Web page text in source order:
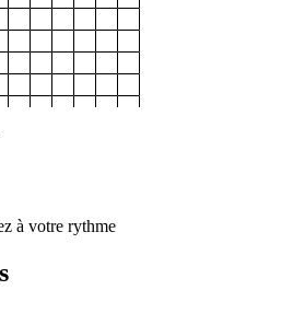
à votre rythme